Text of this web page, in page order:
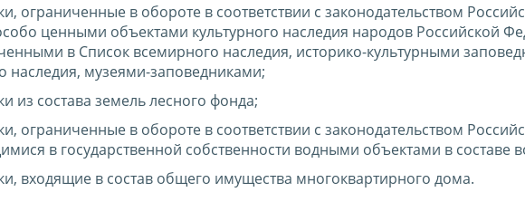
ограниченные в обороте в соответствии с законодательством
ценными объектами культурного наследия народов Российской
в Список всемирного наследия, историко-культурными
наследия, музеями-заповедниками;
из состава земель лесного фонда;
ограниченные в обороте в соответствии с законодательством
в государственной собственности водными объектами в составе
входящие в состав общего имущества многоквартирного дома.